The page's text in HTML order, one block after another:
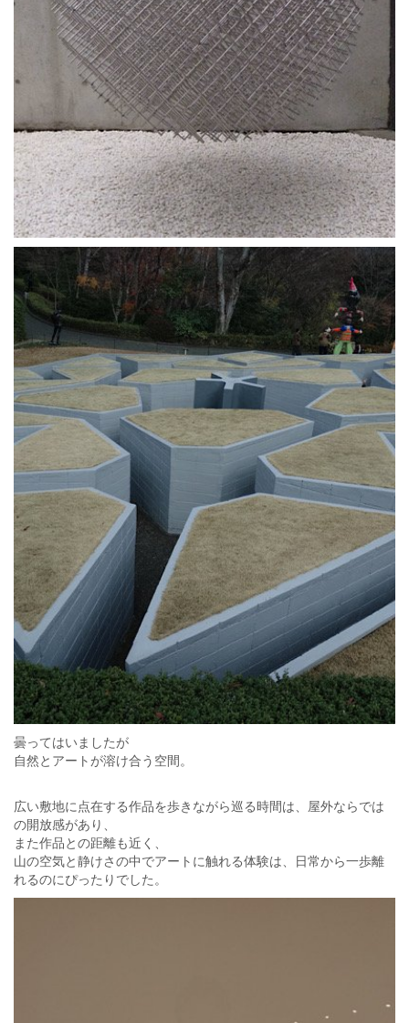
曇ってはいましたが
自然とアートが溶け合う空間。
広い敷地に点在する作品を歩きながら巡る時間は、屋外ならでは
の開放感があり、
また作品との距離も近く、
山の空気と静けさの中でアートに触れる体験は、日常から一歩離
れるのにぴったりでした。